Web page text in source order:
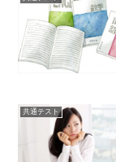
共通テスト